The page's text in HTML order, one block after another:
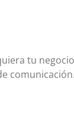
tu
comunicación.